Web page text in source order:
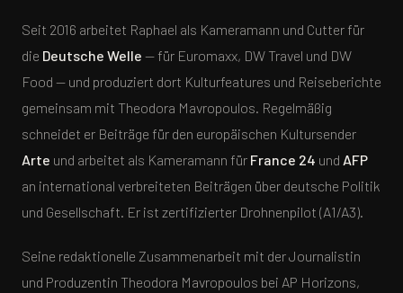
Seit 2016 arbeitet Raphael als Kameramann und Cutter für
die Deutsche Welle — für Euromaxx, DW Travel und DW
Food — und produziert dort Kulturfeatures und Reiseberichte
gemeinsam mit Theodora Mavropoulos. Regelmäßig
schneidet er Beiträge für den europäischen Kultursender
Arte und arbeitet als Kameramann für France 24 und AFP
an international verbreiteten Beiträgen über deutsche Politik
und Gesellschaft. Er ist zertifizierter Drohnenpilot (A1/A3).
Seine redaktionelle Zusammenarbeit mit der Journalistin
und Produzentin Theodora Mavropoulos bei AP Horizons,